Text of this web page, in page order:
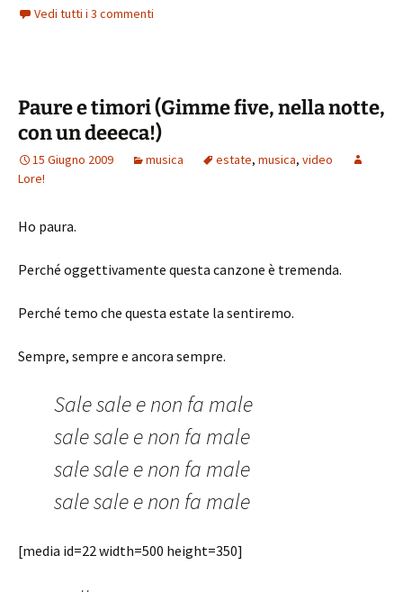
Vedi tutti i 3 commenti
Paure e timori (Gimme five, nella notte,
con un deeeca!)
15 Giugno 2009 musica estate, musica, video
Lore!
Ho paura.
Perché oggettivamente questa canzone è tremenda.
Perché temo che questa estate la sentiremo.
Sempre, sempre e ancora sempre.
Sale sale e non fa male
sale sale e non fa male
sale sale e non fa male
sale sale e non fa male
[media id=22 width=500 height=350]